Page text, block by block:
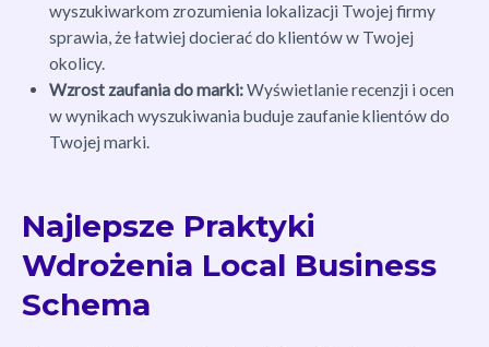
wyszukiwarkom zrozumienia lokalizacji Twojej firmy
sprawia, że łatwiej docierać do klientów w Twojej
okolicy.
Wzrost zaufania do marki:Wyświetlanie recenzji i ocen
w wynikach wyszukiwania buduje zaufanie klientów do
Twojej marki.
Najlepsze Praktyki
Wdrożenia Local Business
Schema